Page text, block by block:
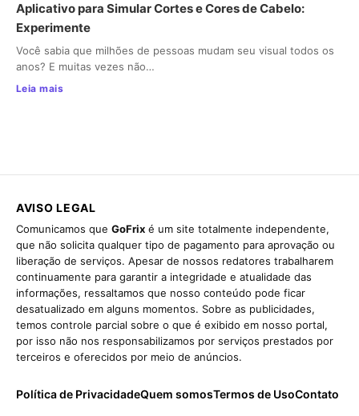
Aplicativo para Simular Cortes e Cores de Cabelo:
Experimente
Você sabia que milhões de pessoas mudam seu visual todos os
anos? E muitas vezes não…
Leia mais
AVISO LEGAL
Comunicamos que GoFrix é um site totalmente independente,
que não solicita qualquer tipo de pagamento para aprovação ou
liberação de serviços. Apesar de nossos redatores trabalharem
continuamente para garantir a integridade e atualidade das
informações, ressaltamos que nosso conteúdo pode ficar
desatualizado em alguns momentos. Sobre as publicidades,
temos controle parcial sobre o que é exibido em nosso portal,
por isso não nos responsabilizamos por serviços prestados por
terceiros e oferecidos por meio de anúncios.
Política de PrivacidadeQuem somosTermos de UsoContato